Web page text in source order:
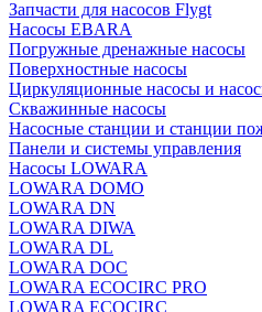
Запчасти для насосов Flygt
Насосы EBARA
Погружные дренажные насосы
Поверхностные насосы
Циркуляционные насосы и
Скважинные насосы
Насосные станции и станции
Панели и системы управления
Насосы LOWARA
LOWARA DOMO
LOWARA DN
LOWARA DIWA
LOWARA DL
LOWARA DOC
LOWARA ECOCIRC PRO
LOWARA ECOCIRC